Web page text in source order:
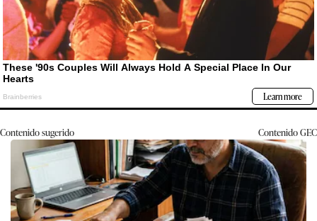
Contenido sugerido ContenidoGEC